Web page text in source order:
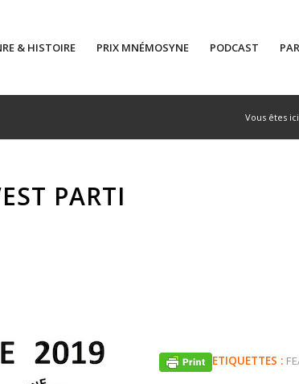
& HISTOIRE PRIX MNÉMOSYNE PODCAST
Vous êtes
PARTI
ETIQUETTES :